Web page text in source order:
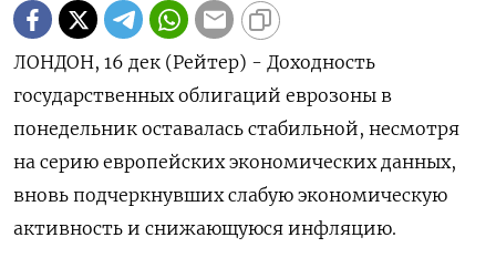
ЛОНДОН, 16 дек (Рейтер) - Доходность
государственных облигаций еврозоны в
понедельник оставалась стабильной, несмотря
на серию европейских экономических данных,
вновь подчеркнувших слабую экономическую
активность и снижающуюся инфляцию.